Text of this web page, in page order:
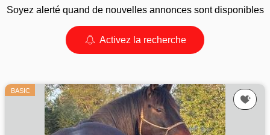
Soyez alerté quand de nouvelles annonces sont disponibles
Activez la recherche
BASIC